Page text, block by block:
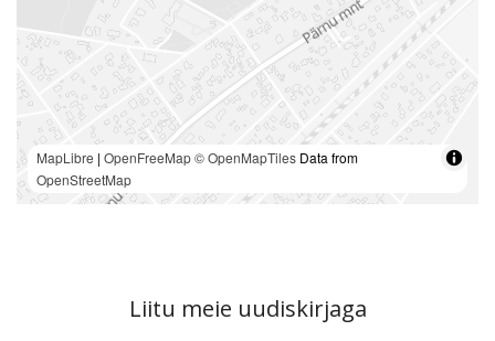
MapLibre | OpenFreeMap© OpenMapTiles Data from
OpenStreetMap
Liitu meie uudiskirjaga